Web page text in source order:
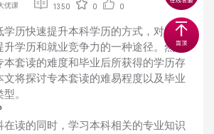
优课 1350 0 0
学历快速提升本科学历的方式，对于很
升学历和就业竞争力的一种途径。然
本套读的难度和毕业后所获得的学历存
文将探讨专本套读的难易程度以及毕业
。
在读的同时，学习本科相关的专业知识